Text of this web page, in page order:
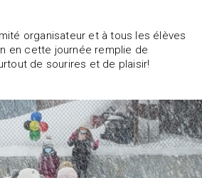
organisateur et à tous les élèves
en cette journée remplie de
de sourires et de plaisir!